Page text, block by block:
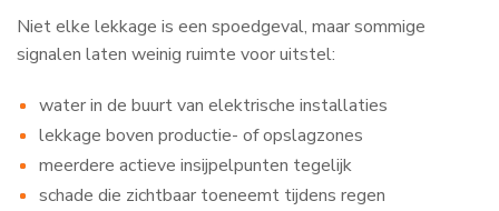
Niet elke lekkage is een spoedgeval, maar sommige
signalen laten weinig ruimte voor uitstel:
water in de buurt van elektrische installaties
lekkage boven productie- of opslagzones
meerdere actieve insijpelpunten tegelijk
schade die zichtbaar toeneemt tijdens regen